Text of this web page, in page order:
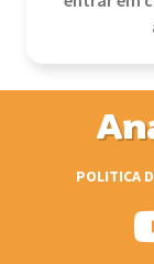
POLITICA